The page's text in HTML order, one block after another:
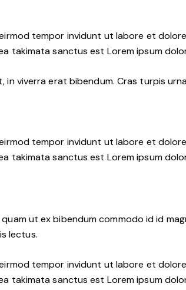
tempor invidunt ut labore et
takimata sanctus est Lorem ipsum
in viverra erat bibendum. Cras turpis
tempor invidunt ut labore et
takimata sanctus est Lorem ipsum
ut ex bibendum commodo id id
lectus.
tempor invidunt ut labore et
takimata sanctus est Lorem ipsum